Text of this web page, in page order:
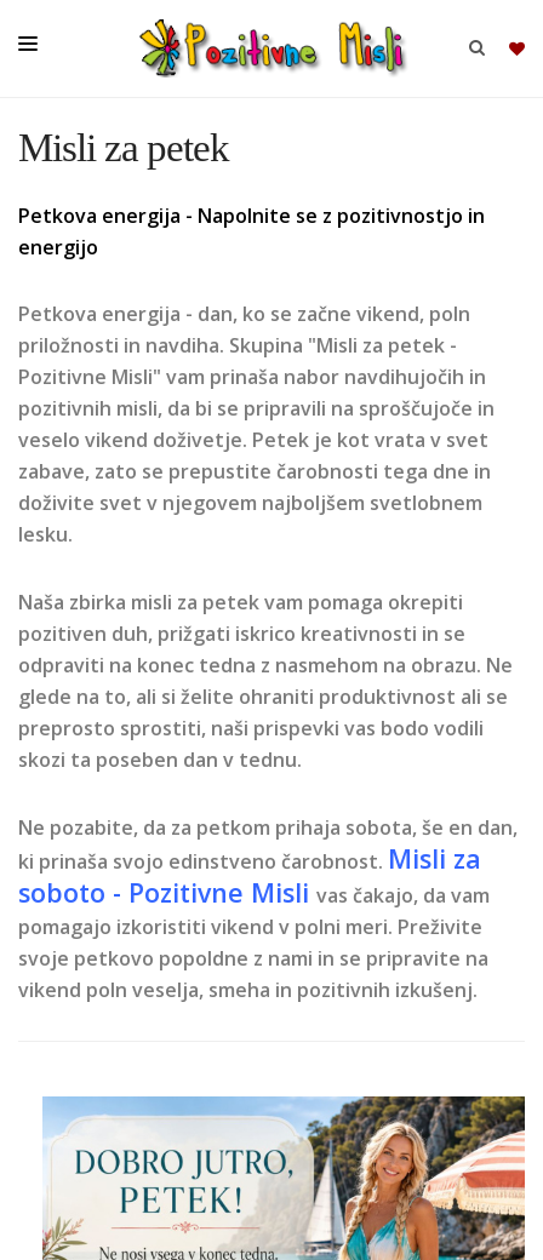
SKUPINE
MISLI
KOMPLETI
Misli za petek
Petkova energija - Napolnite se z pozitivnostjo in
energijo
Petkova energija - dan, ko se začne vikend, poln
priložnosti in navdiha. Skupina "Misli za petek -
Pozitivne Misli" vam prinaša nabor navdihujočih in
pozitivnih misli, da bi se pripravili na sproščujoče in
veselo vikend doživetje. Petek je kot vrata v svet
zabave, zato se prepustite čarobnosti tega dne in
doživite svet v njegovem najboljšem svetlobnem
lesku.
Naša zbirka misli za petek vam pomaga okrepiti
pozitiven duh, prižgati iskrico kreativnosti in se
odpraviti na konec tedna z nasmehom na obrazu. Ne
glede na to, ali si želite ohraniti produktivnost ali se
preprosto sprostiti, naši prispevki vas bodo vodili
skozi ta poseben dan v tednu.
Ne pozabite, da za petkom prihaja sobota, še en dan,
ki prinaša svojo edinstveno čarobnost. Misli za
soboto - Pozitivne Misli vas čakajo, da vam
pomagajo izkoristiti vikend v polni meri. Preživite
svoje petkovo popoldne z nami in se pripravite na
vikend poln veselja, smeha in pozitivnih izkušenj.